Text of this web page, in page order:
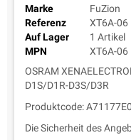
Marke
FuZion
Referenz
XT6A-06
Auf Lager
1 Artikel
MPN
XT6A-06
OSRAM
D1S/D1R-D3S/D3R
Produktcode:
Die Sicherheit des